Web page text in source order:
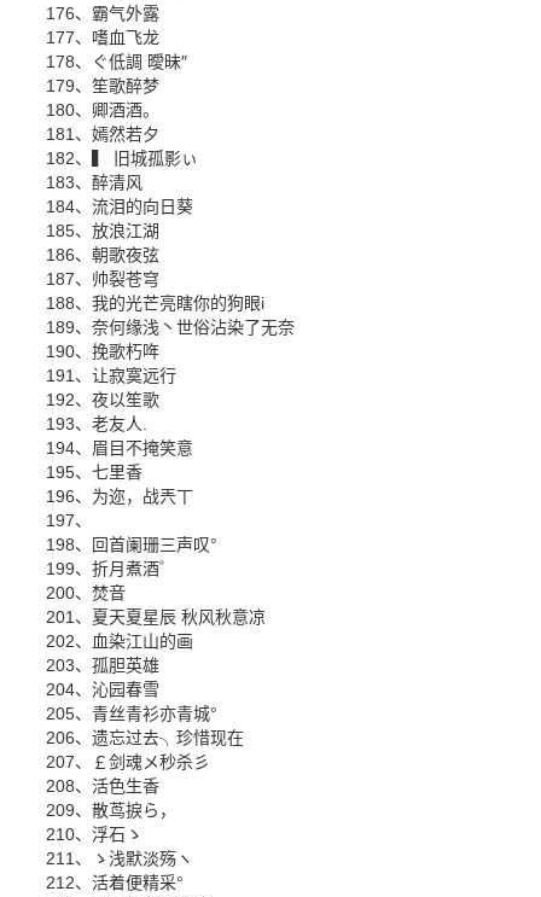
176、霸气外露
177、嗜血飞龙
178、ぐ低調 曖昧″
179、笙歌醉梦
180、卿酒酒。
181、嫣然若夕
182、▍ 旧城孤影ぃ
183、醉清风
184、流泪的向日葵
185、放浪江湖
186、朝歌夜弦
187、帅裂苍穹
188、我的光芒亮瞎你的狗眼i
189、奈何缘浅丶世俗沾染了无奈
190、挽歌朽哖
191、让寂寞远行
192、夜以笙歌
193、老友人.
194、眉目不掩笑意
195、七里香
196、为迩，战兲丅
197、
198、回首阑珊三声叹°
199、折月煮酒゜
200、焚音
201、夏天夏星辰 秋风秋意凉
202、血染江山的画
203、孤胆英雄
204、沁园春雪
205、青丝青衫亦青城°
206、遗忘过去╮珍惜现在
207、￡剑魂メ秒杀彡
208、活色生香
209、散茑捩ら，
210、浮石ゝ
211、ゝ浅默淡殇ヽ
212、活着便精采°